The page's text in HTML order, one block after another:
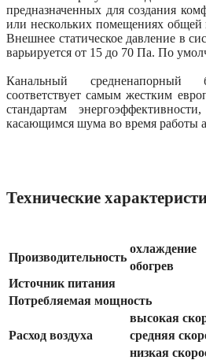
предназначенных для создания
или нескольких помещениях
Внешнее статическое давление в
варьируется от 15 до 70 Па. По
Канальный средненапорный
соответствует самым жестким
стандартам
касающимся шума во время работы
Технические
Производительность
охлаждение
обогрев
Источник питания
Потребляемая мощность
Расход воздуха
высокая
средняя
низкая